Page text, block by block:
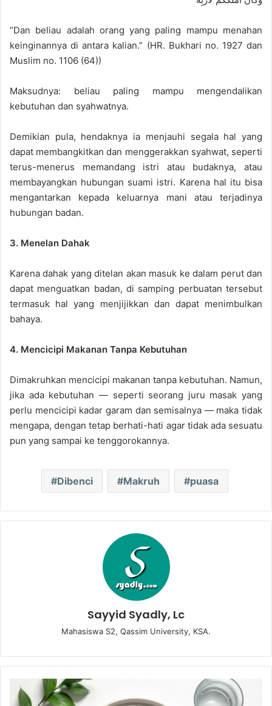
“Dan beliau adalah orang yang paling mampu menahan
keinginannya di antara kalian.” (HR. Bukhari no. 1927 dan
Muslim no. 1106 (64))
Maksudnya: beliau paling mampu mengendalikan
kebutuhan dan syahwatnya.
Demikian pula, hendaknya ia menjauhi segala hal yang
dapat membangkitkan dan menggerakkan syahwat, seperti
terus-menerus memandang istri atau budaknya, atau
membayangkan hubungan suami istri. Karena hal itu bisa
mengantarkan kepada keluarnya mani atau terjadinya
hubungan badan.
3. Menelan Dahak
Karena dahak yang ditelan akan masuk ke dalam perut dan
dapat menguatkan badan, di samping perbuatan tersebut
termasuk hal yang menjijikkan dan dapat menimbulkan
bahaya.
4. Mencicipi Makanan Tanpa Kebutuhan
Dimakruhkan mencicipi makanan tanpa kebutuhan. Namun,
jika ada kebutuhan — seperti seorang juru masak yang
perlu mencicipi kadar garam dan semisalnya — maka tidak
mengapa, dengan tetap berhati-hati agar tidak ada sesuatu
pun yang sampai ke tenggorokannya.
Dibenci Makruh puasa
Sayyid Syadly, Lc
Mahasiswa S2, Qassim University, KSA.